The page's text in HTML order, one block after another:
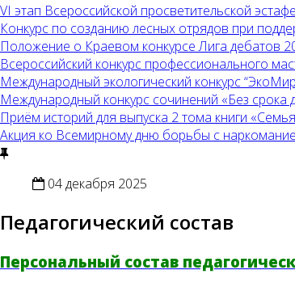
VI этап Всероссийской просветительской
Конкурс по созданию лесных отрядов при
Положение о Краевом конкурсе Лига дебатов
Всероссийский конкурс профессионального
Международный экологический конкурс
Международный конкурс сочинений «Без срока
Приём историй для выпуска 2 тома книги
Акция ко Всемирному дню борьбы с
04 декабря 2025
Педагогический состав
Персональный состав